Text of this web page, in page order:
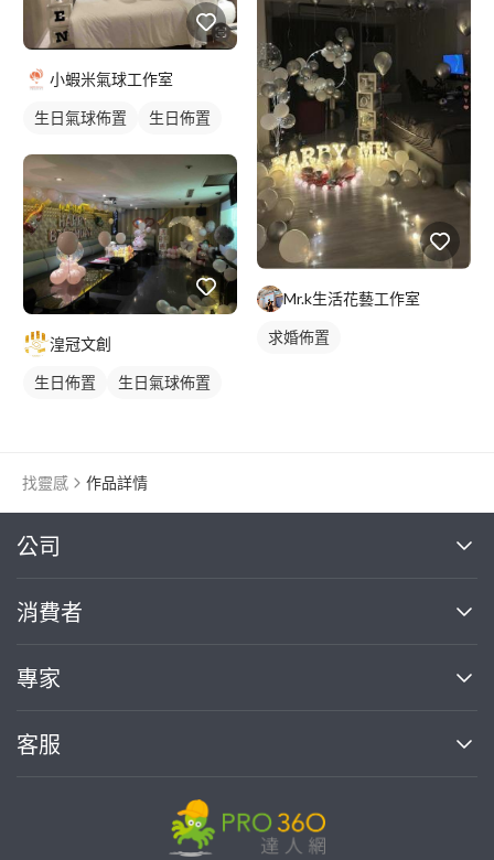
小蝦米氣球工作室
生日氣球佈置 生日佈置
湟冠文創
生日佈置 生日氣球佈置
Mr.k生活花藝工作室
求婚佈置
找靈感 作品詳情
公司
關於我們
部落格
加入我們
消費者
買服務
熱門服務
專家
案件中心
客服
繼續完成